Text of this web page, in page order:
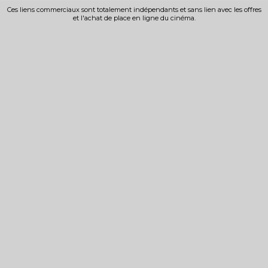
Ces liens commerciaux sont totalement indépendants et sans lien avec les offres
et l'achat de place en ligne du cinéma.